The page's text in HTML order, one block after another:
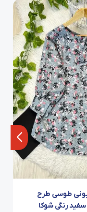
طوسی طرح
رنگی شوکا